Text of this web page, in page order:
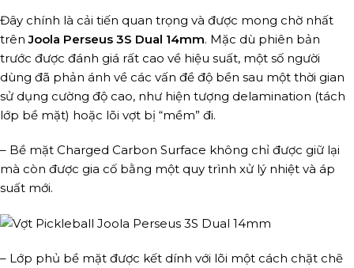
Đây chính là cải tiến quan trọng và được mong chờ nhất
trênJoola Perseus 3S Dual 14mm. Mặc dù phiên bản
trước được đánh giá rất cao về hiệu suất, một số người
dùng đã phản ánh về các vấn đề độ bền sau một thời gian
sử dụng cường độ cao, như hiện tượng delamination (tách
lớp bề mặt) hoặc lõi vợt bị “mềm” đi.
– Bề mặt Charged Carbon Surface không chỉ được giữ lại
mà còn được gia cố bằng một quy trình xử lý nhiệt và áp
suất mới.
– Lớp phủ bề mặt được kết dính với lõi một cách chặt chẽ